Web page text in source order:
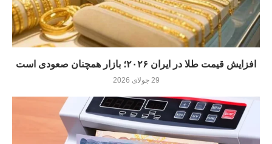
افزایش قیمت طلا در ایران ۲۰۲۶؛ بازار همچنان صعودی است
29 جولای 2026